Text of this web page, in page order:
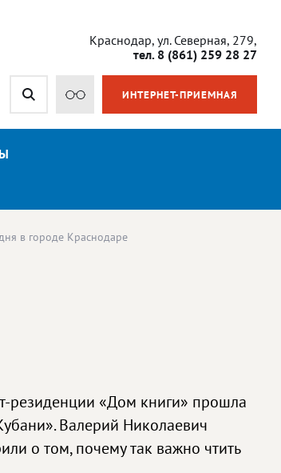
Краснодар, ул. Северная, 279,
тел. 8 (861) 259 28 27
ИНТЕРНЕТ-ПРИЕМНАЯ
в городе Краснодаре
резиденции «Дом книги» прошла
Валерий Николаевич
о том, почему так важно чтить